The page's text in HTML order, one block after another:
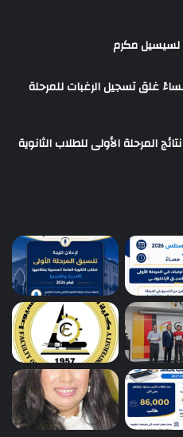
لسيسيل مكرم
الجامعات ٢٠٢٦.. اليوم 7 مساءً غلق تسجيل الرغبات للمرحلة
إعلان نتائج المرحلة الأولى للطلاب الثانوية